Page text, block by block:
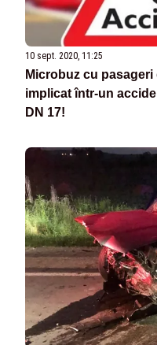
10 sept. 2020, 11:25
Microbuz cu
implicat într-un
DN 17!